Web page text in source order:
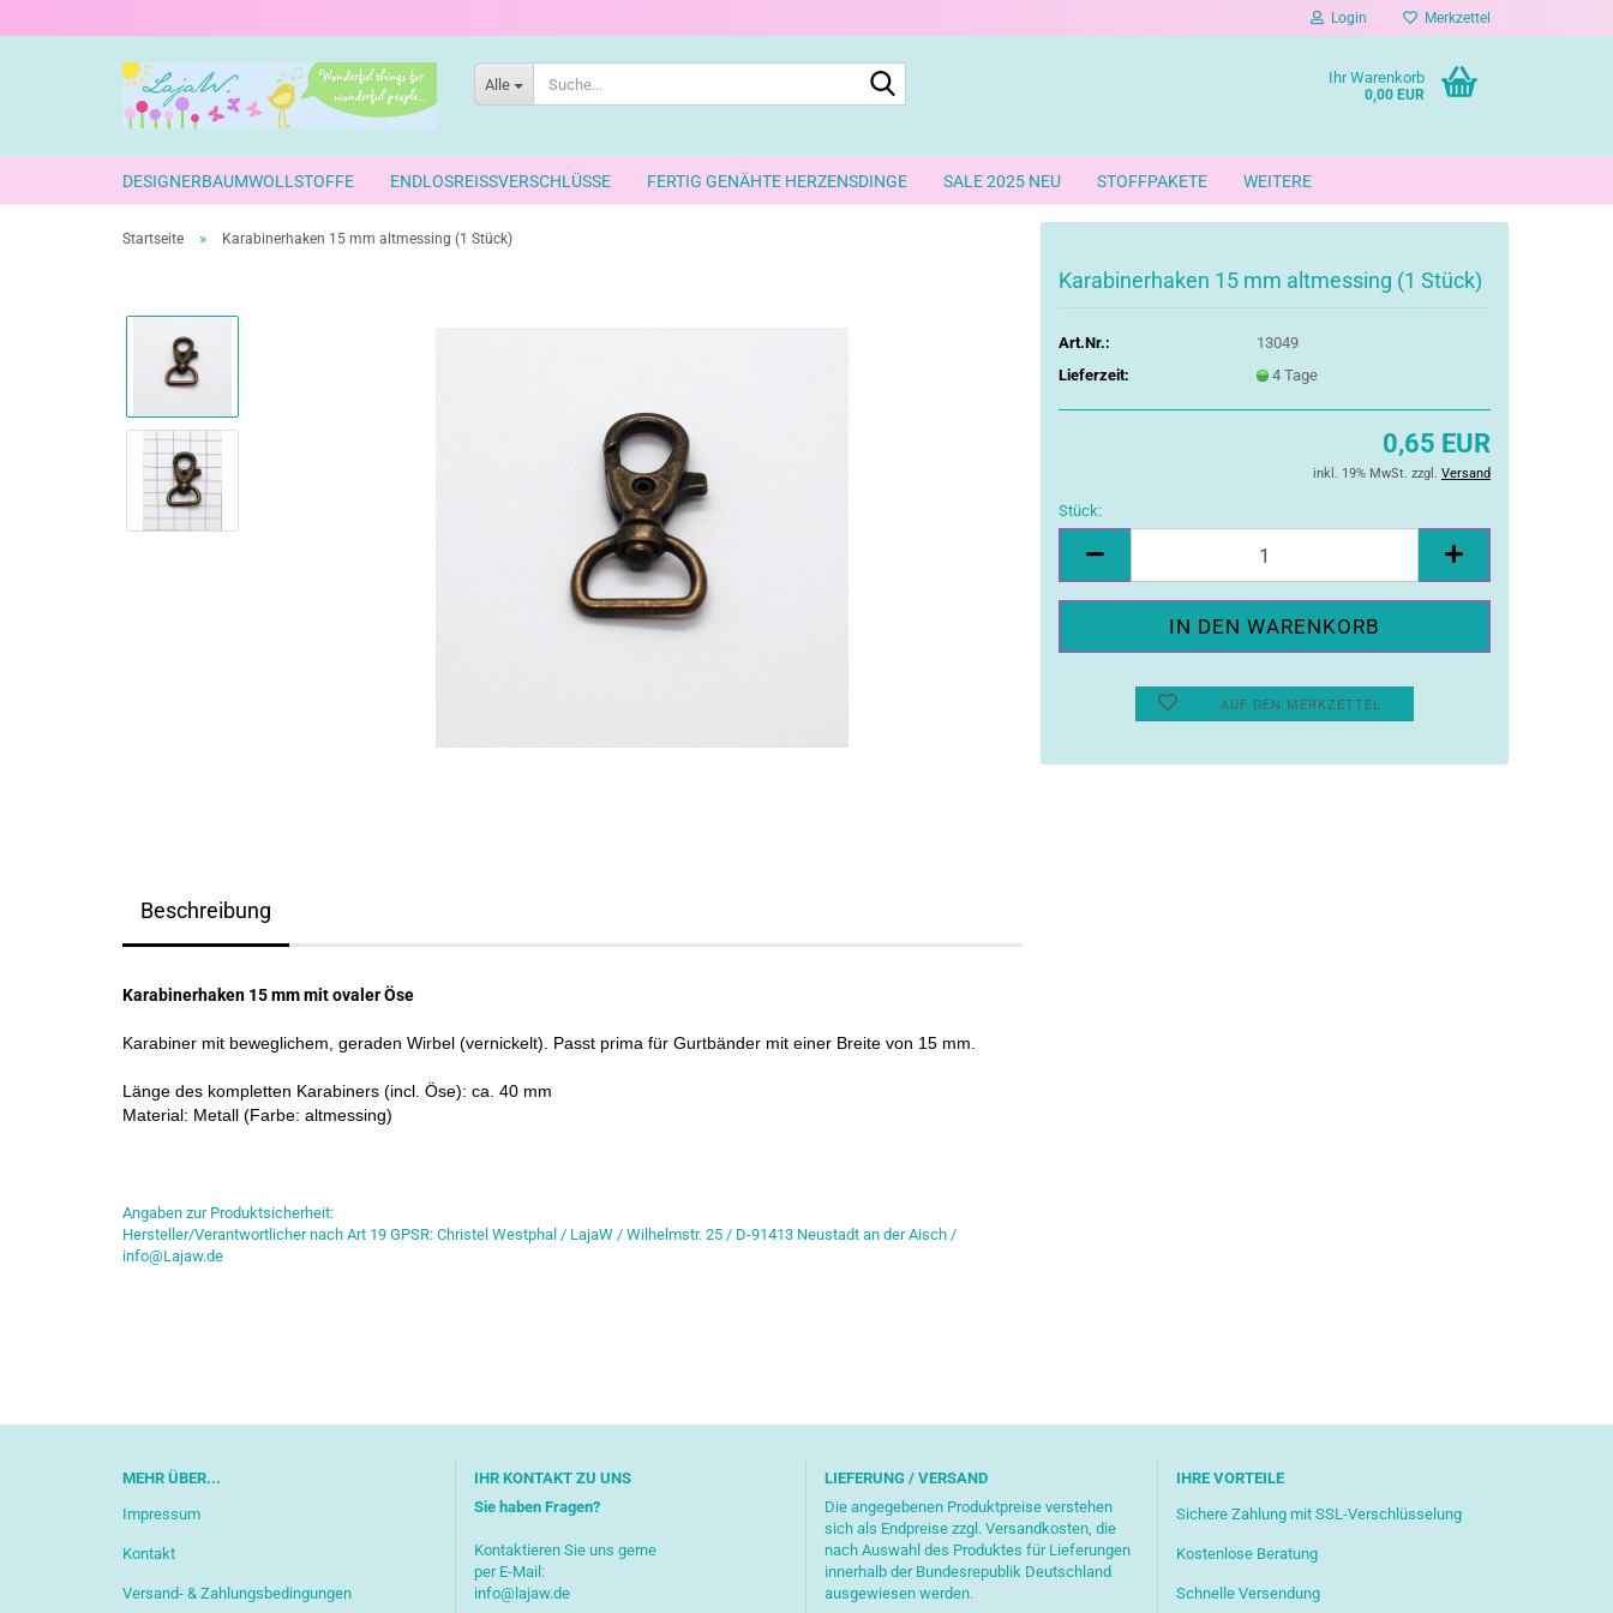
Login Merkzettel
Alle Ihr Warenkorb
0,00 EUR
DESIGNERBAUMWOLLSTOFFE ENDLOSREISSVERSCHLÜSSE FERTIG GENÄHTE HERZENSDINGE SALE 2025 NEU STOFFPAKETE WEITERE
Startseite » Karabinerhaken 15 mm altmessing (1 Stück)
Karabinerhaken 15 mm altmessing (1 Stück)
Art.Nr.:
13049
Lieferzeit:
4 Tage
0,65 EUR
inkl. 19% MwSt. zzgl. Versand
Stück:
Stück
AUF DEN MERKZETTEL
Beschreibung
Karabinerhaken 15 mm mit ovaler Öse
Karabiner mit beweglichem, geraden Wirbel (vernickelt). Passt prima für Gurtbänder mit einer Breite von 15 mm.
Länge des kompletten Karabiners (incl. Öse): ca. 40 mm
Material: Metall (Farbe: altmessing)
Angaben zur Produktsicherheit:
Hersteller/Verantwortlicher nach Art 19 GPSR: Christel Westphal / LajaW / Wilhelmstr. 25 / D-91413 Neustadt an der Aisch /
info@Lajaw.de
MEHR ÜBER...
Impressum
Kontakt
Versand- & Zahlungsbedingungen
IHR KONTAKT ZU UNS
Sie haben Fragen?
Kontaktieren Sie uns gerne
per E-Mail:
info@lajaw.de
LIEFERUNG / VERSAND
Die angegebenen Produktpreise verstehen
sich als Endpreise zzgl. Versandkosten, die
nach Auswahl des Produktes für Lieferungen
innerhalb der Bundesrepublik Deutschland
ausgewiesen werden.
IHRE VORTEILE
Sichere Zahlung mit SSL-Verschlüsselung
Kostenlose Beratung
Schnelle Versendung